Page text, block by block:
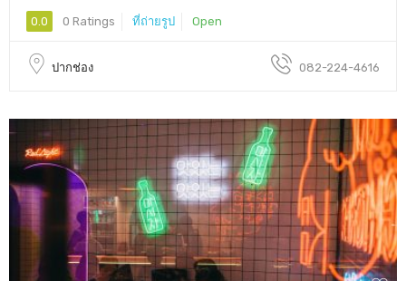
0.0 0 Ratings ที่ถ่ายรูป Open
ปากช่อง 082-224-4616